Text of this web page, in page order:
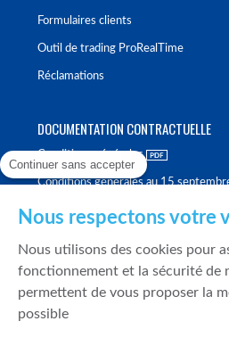
Formulaires clients
Outil de trading ProRealTime
Réclamations
DOCUMENTATION CONTRACTUELLE
Conditions générales
Conditions générales au 15
Politique de meilleure sélection
Politique de durabilité
Fonds de garantie des dépôts et de
Continuer sans accepter
Nous respectons votre
Nous utilisons des cookies pour
fonctionnement et la sécurité de
permettent de vous proposer la
possible